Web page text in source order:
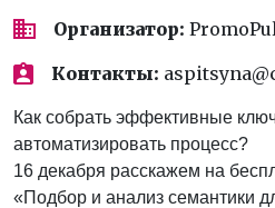
Организатор:
Контакты:
Как собрать эффективные
автоматизировать процесс?
16 декабря расскажем на
«Подбор и анализ семантики